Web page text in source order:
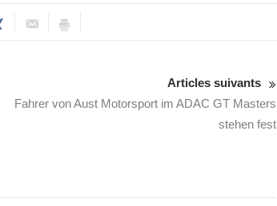
Articles suivants
Fahrer von Aust Motorsport im ADAC GT Masters
stehen fest